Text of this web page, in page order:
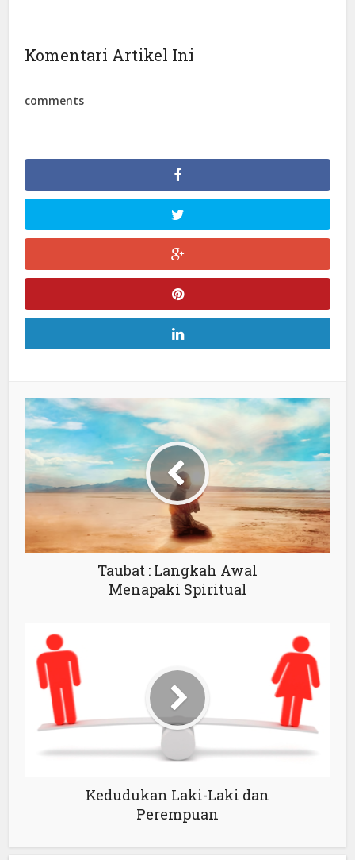
Komentari Artikel Ini
comments
Taubat : Langkah Awal
Menapaki Spiritual
Kedudukan Laki-Laki dan
Perempuan